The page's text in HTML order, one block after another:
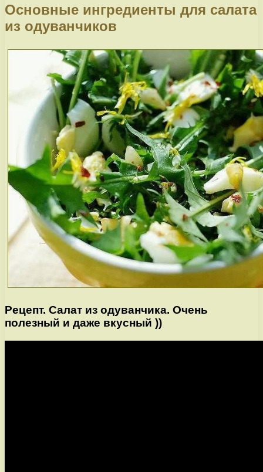
Основные ингредиенты для салата
из одуванчиков
Рецепт. Салат из одуванчика. Очень
полезный и даже вкусный ))